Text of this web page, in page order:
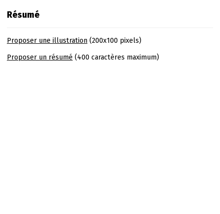
Résumé
Proposer une illustration(200x100 pixels)
Proposer un résumé (400 caractères maximum)